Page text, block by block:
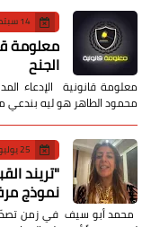
14 سبتمبر 2022
معلومة
الجنح
معلومة قانونية الإدعاء
محمود الطاهر هو ليه
25 يوليو 2026
​"تريند
نموذج
محمد أبو سيف ​في زمن